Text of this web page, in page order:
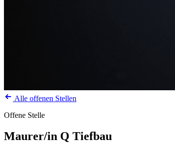
Alle offenen Stellen
Offene Stelle
Maurer/in Q Tiefbau